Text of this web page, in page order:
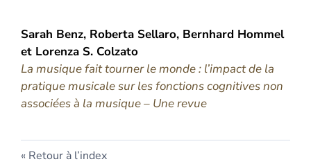
Sarah Benz, Roberta Sellaro, Bernhard Hommel
et Lorenza S. Colzato
La musique fait tourner le monde : l’impact de la
pratique musicale sur les fonctions cognitives non
associées à la musique – Une revue
Retour à l’index